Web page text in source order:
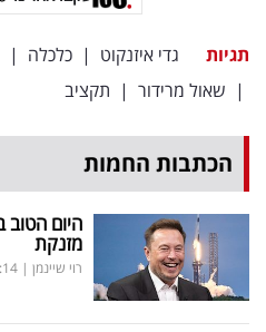
תגיות גדי איזנקוט | כלכלה |
| שאול מרידור | תקציב
הכתבות החמות
היום הטוב
מזנקת
רוי שיינמן |